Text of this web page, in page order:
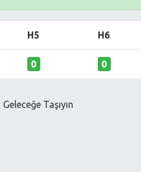
H5 H6
0 0
Taşıyın